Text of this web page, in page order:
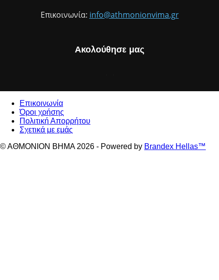
Επικοινωνία: info@athmonionvima.gr
Ακολούθησε μας
Επικοινωνία
Όροι χρήσης
Πολιτική Απορρήτου
Σχετικά με εμάς
© ΑΘΜΟΝΙΟΝ ΒΗΜΑ 2026 - Powered by Brandex Hellas™